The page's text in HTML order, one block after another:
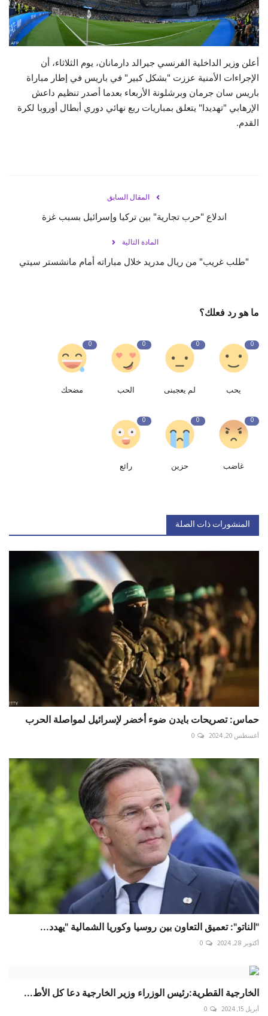
حياة
أعلن وزير الداخلية الفرنسي جيرالد دارمانان، يوم الثلاثاء، أن
الإجراءات الأمنية عززت "بشكل كبير" في باريس في إطار مباراة
باريس سان جرمان وبرشلونة الأربعاء بعدما أصدر تنظيم داعش
الإرهابي "تهديدا" يتعلق بمباريات ربع نهائي دوري أبطال أوروبا لكرة
القدم.
المقال السابق
اندلاع "حرب تجارية" بين تركيا وإسرائيل بسبب غزة
المادة التالية
"طلب غريب" من ريال مدريد خلال مباراته أمام مانشستر سيتي
ما هو رد فعلك؟
0
يحب
0
لم يعجبنى
0
الحب
0
مضحك
0
غاضب
0
حزين
0
رائع
المنشورات ذات الصلة
حماس: تصريحات بايدن ضوء أخضر لإسرائيل لمواصلة الحرب
أغسطس 20, 2024 0
"الناتو": تعميق التعاون بين روسيا وكوريا الشمالية "يهدد...
أكتوبر 28, 2024 0
الخارجية القطرية:رئيس الوزراء وزير الخارجية دعا كل الأط...
أبريل 15, 2024 0